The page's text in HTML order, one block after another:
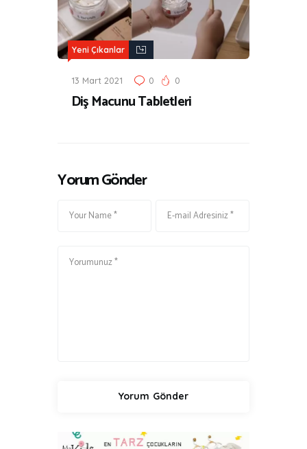
Yeni Çıkanlar
13 Mart 2021 0 0
Diş Macunu Tabletleri
Yorum Gönder